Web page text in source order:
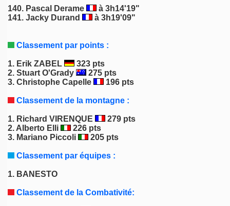
140. Pascal Derame
à 3h14'19"
141. Jacky Durand à 3h19'09"
Classement par points :
1. Erik ZABEL
323 pts
2. Stuart O'Grady
275 pts
3. Christophe Capelle
196 pts
Classement de la montagne :
1. Richard VIRENQUE
279 pts
2. Alberto Elli
226 pts
3. Mariano Piccoli 205 pts
Classement par équipes :
1. BANESTO
Classement de la Combativité: